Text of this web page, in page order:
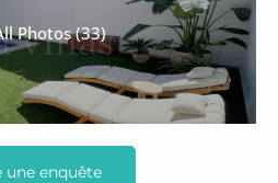
Photos (33)
une enquête